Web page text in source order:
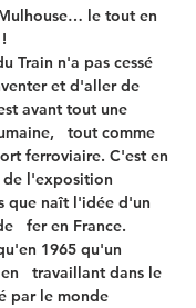
le tout en
!
Train n'a pas cessé
et d'aller de
avant tout une
tout comme
ferroviaire. C'est en
de l'exposition
que naît l'idée d'un
fer en France.
1965 qu'un
travaillant dans le
par le monde